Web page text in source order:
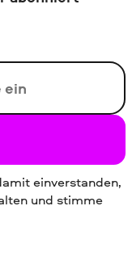
einverstanden,
und stimme